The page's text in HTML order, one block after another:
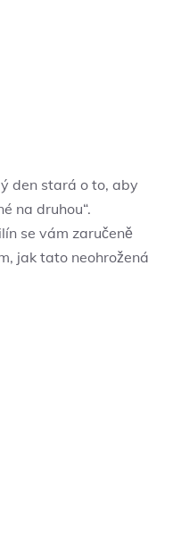
den stará o to, aby
na druhou“.
se vám zaručeně
jak tato neohrožená